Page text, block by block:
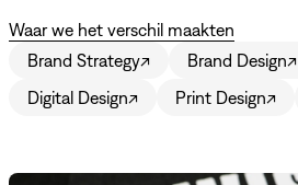
Waar we het verschil maakten
Brand Strategy↗ Brand Design↗
Digital Design↗ Print Design↗